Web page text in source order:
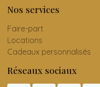
Nos services
Faire-part
Locations
Cadeaux personnalisés
Réseaux sociaux